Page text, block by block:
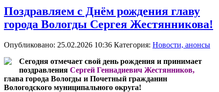
Поздравляем с Днём рождения главу
города Вологды Сергея Жестянникова!
Опубликовано: 25.02.2026 10:36 Категория: Новости, анонсы
Сегодня отмечает свой день рождения и принимает
поздравления Сергей Геннадиевич Жестянников,
глава города Вологды и Почетный гражданин
Вологодского муниципального округа!